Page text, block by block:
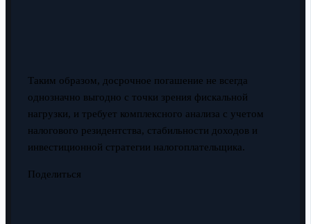
Таким образом, досрочное погашение не всегда
однозначно выгодно с точки зрения фискальной
нагрузки, и требует комплексного анализа с учетом
налогового резидентства, стабильности доходов и
инвестиционной стратегии налогоплательщика.
Поделиться